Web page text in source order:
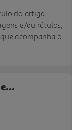
do artigo.
e/ou rótulos,
acompanha o